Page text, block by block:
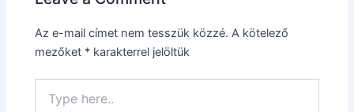
Az e-mail címet nem tesszük közzé. A kötelező
mezőket * karakterrel jelöltük
here..